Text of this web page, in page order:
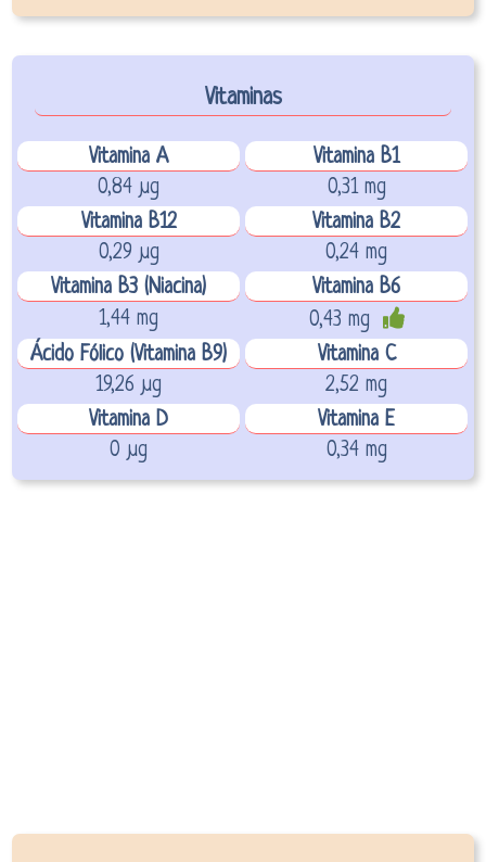
Vitaminas
Vitamina A
Vitamina B1
0,84 µg
0,31 mg
Vitamina B12
Vitamina B2
0,29 µg
0,24 mg
Vitamina B3 (Niacina)
Vitamina B6
1,44 mg
0,43 mg
Ácido Fólico (Vitamina B9)
Vitamina C
19,26 µg
2,52 mg
Vitamina D
Vitamina E
0 µg
0,34 mg